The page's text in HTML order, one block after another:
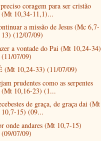
coragem para ser cristão
(Mt 10,34-11,1)...
a missão de Jesus (Mc 6,7-
13) (12/07/09)
a vontade do Pai (Mt 10,24-34)
(11/07/09)
(Mt 10,24-33) (11/07/09)
prudentes como as serpentes
(Mt 10,16-23) (1...
de graça, de graça dai (Mt
10,7-15) (09...
onde andares (Mt 10,7-15)
(09/07/09)